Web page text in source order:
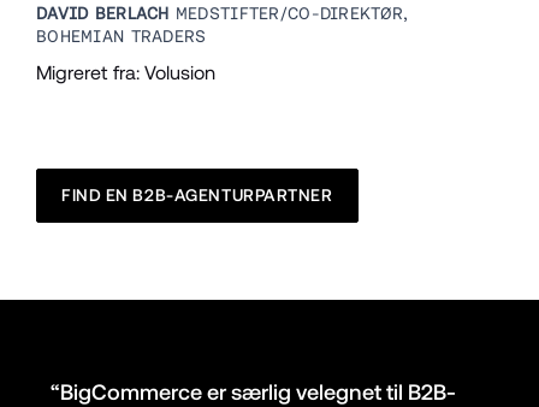
DAVID BERLACH MEDSTIFTER/CO-DIREKTØR,
BOHEMIAN TRADERS
Migreret fra: Volusion
FIND EN B2B-AGENTURPARTNER
“BigCommerce er særlig velegnet til B2B-